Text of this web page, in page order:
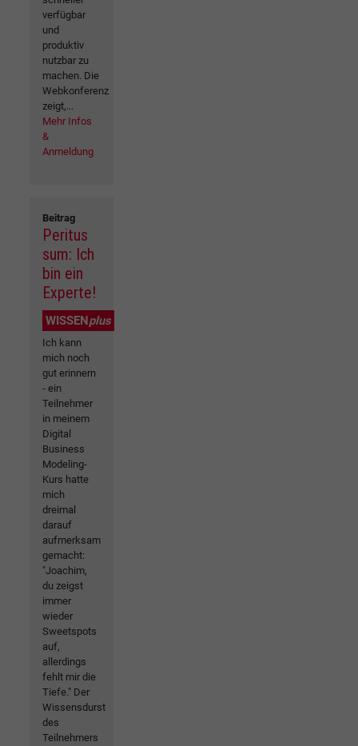
verfügbar
und
produktiv
nutzbar zu
machen. Die
Webkonferenz
zeigt,...
Mehr Infos
&
Anmeldung
Beitrag
Peritus
sum: Ich
bin ein
Experte!
WISSEN plus
Ich kann
mich noch
gut erinnern
- ein
Teilnehmer
in meinem
Digital
Business
Modeling-
Kurs hatte
mich
dreimal
darauf
aufmerksam
gemacht:
"Joachim,
du zeigst
immer
wieder
Sweetspots
auf,
allerdings
fehlt mir die
Tiefe." Der
Wissensdurst
des
Teilnehmers